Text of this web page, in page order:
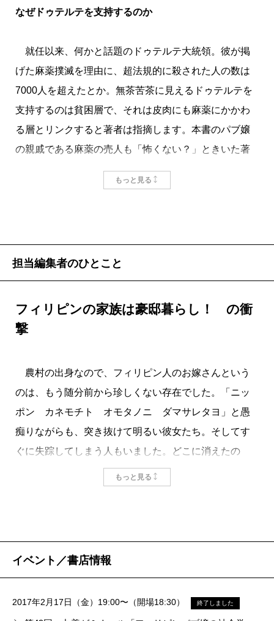
なぜドゥテルテを支持するのか
就任以来、何かと話題のドゥテルテ大統領。彼が掲
げた麻薬撲滅を理由に、超法規的に殺された人の数は
7000人を超えたとか。無茶苦茶に見えるドゥテルテを
支持するのは貧困層で、それは皮肉にも麻薬にかかわ
る層とリンクすると著者は指摘します。本書のパブ嬢
の親戚である麻薬の売人も「怖くない？」ときいた著
者に「それでもドゥテルテを支持する」「もう俺は覚
せい剤をやめるから怖くない」と答えています。
す。
掲載：2017年2月24日
もっと見る
担当編集者のひとこと
フィリピンの家族は豪邸暮らし！ の衝
撃
農村の出身なので、フィリピン人のお嫁さんという
のは、もう随分前から珍しくない存在でした。「ニッ
ポン カネモチト オモタノニ ダマサレタヨ」と愚
痴りながらも、突き抜けて明るい彼女たち。そしてす
ぐに失踪してしまう人もいました。どこに消えたの
か、そもそもどうやって日本に来たのか、そしてフィ
の仕送りで買った高級外車を乗り回し、メイドがいる
むしり」の凄まじさは想像を絶します。顔も知らない
もっと見る
イベント／書店情報
2017年2月17日（金）19:00〜（開場18:30） 終了しました